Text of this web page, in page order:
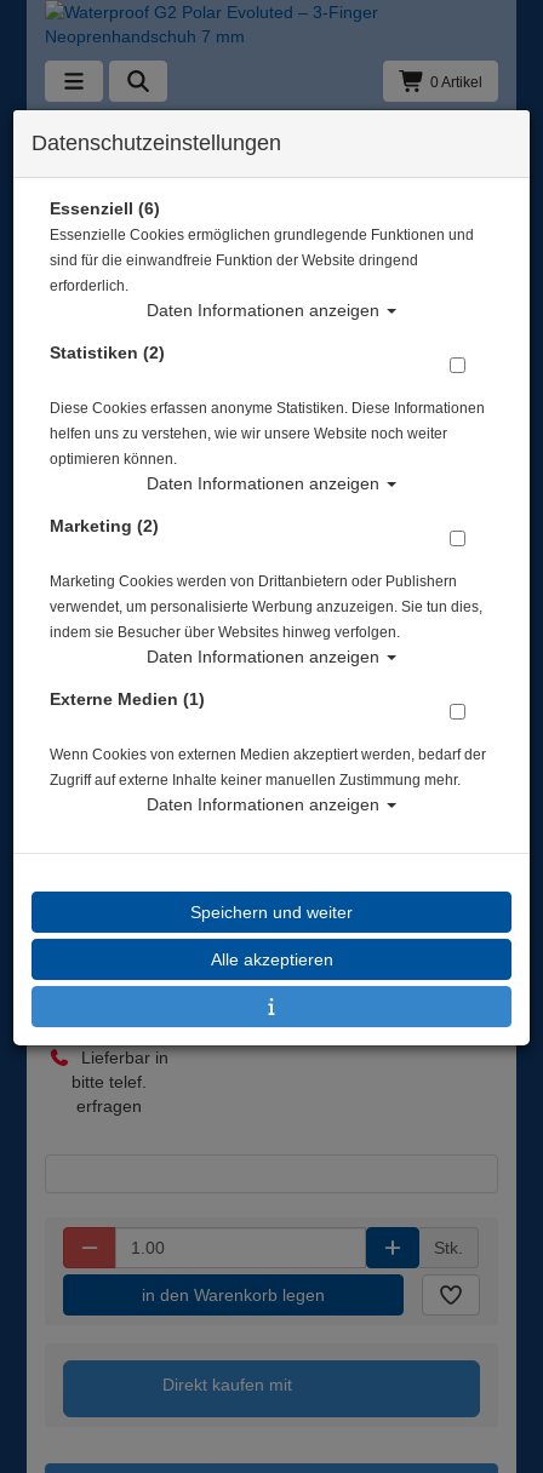
0 Artikel
Zurück
Alle Artikel zeigen aus: Neopren - Handschuhe
Waterproof G2 Handschuhe 3-Finger 7mm Gr.
Artikelnr.: wat-12622500
Herstellerpreis: 119,00 €
119,00 €*
Lieferbar in
bitte telef.
erfragen
Stk.
in den Warenkorb legen
Direkt kaufen mit
Datenschutzeinstellungen
Essenziell (6)
Essenzielle Cookies ermöglichen grundlegende Funktionen und
sind für die einwandfreie Funktion der Website dringend
erforderlich.
Daten Informationen anzeigen
Statistiken (2)
Diese Cookies erfassen anonyme Statistiken. Diese Informationen
helfen uns zu verstehen, wie wir unsere Website noch weiter
optimieren können.
Daten Informationen anzeigen
Marketing (2)
Marketing Cookies werden von Drittanbietern oder Publishern
verwendet, um personalisierte Werbung anzuzeigen. Sie tun dies,
indem sie Besucher über Websites hinweg verfolgen.
Daten Informationen anzeigen
Externe Medien (1)
Wenn Cookies von externen Medien akzeptiert werden, bedarf der
Zugriff auf externe Inhalte keiner manuellen Zustimmung mehr.
Daten Informationen anzeigen
Speichern und weiter
Alle akzeptieren